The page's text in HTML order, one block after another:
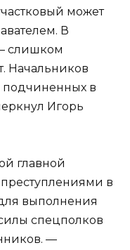
может
В
слишком
Начальников
подчиненных в
Игорь
главной
в
выполнения
спецполков
—